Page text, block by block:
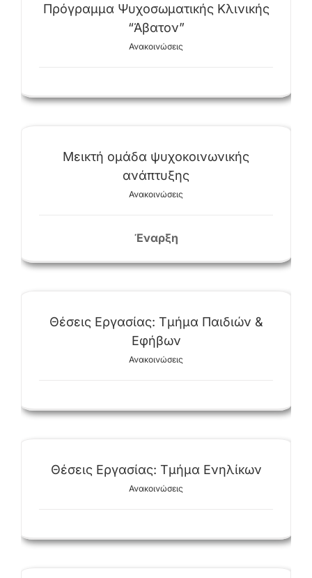
Πρόγραμμα Ψυχοσωματικής Κλινικής
“Άβατον”
Ανακοινώσεις
Μεικτή ομάδα ψυχοκοινωνικής
ανάπτυξης
Ανακοινώσεις
Έναρξη
Θέσεις Εργασίας: Τμήμα Παιδιών &
Εφήβων
Ανακοινώσεις
Θέσεις Εργασίας: Τμήμα Ενηλίκων
Ανακοινώσεις